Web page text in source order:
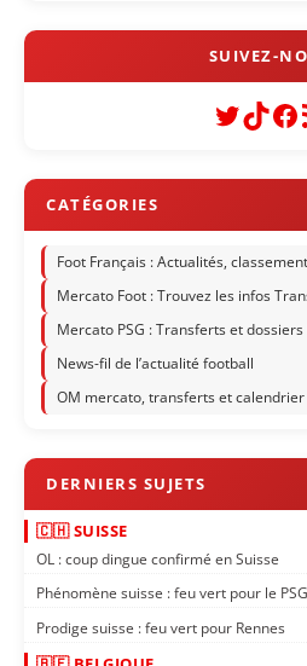
Twitter
Foot Français : Actualités,
Mercato Foot : Trouvez les infos
Mercato PSG : Transferts et
News-fil de l’actualité football
OM mercato, transferts et
🇨🇭 SUISSE
OL : coup dingue confirmé en Suisse
Phénomène suisse : feu vert pour le PSG
Prodige suisse : feu vert pour Rennes